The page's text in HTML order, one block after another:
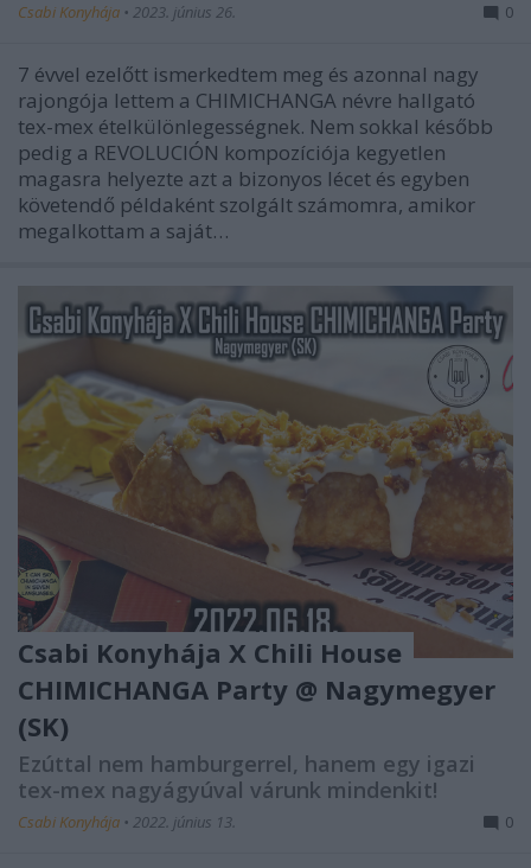
Csabi Konyhája • 2023. június 26. 0
7 évvel ezelőtt ismerkedtem meg és azonnal nagy
rajongója lettem a CHIMICHANGA névre hallgató
tex-mex ételkülönlegességnek. Nem sokkal később
pedig a REVOLUCIÓN kompozíciója kegyetlen
magasra helyezte azt a bizonyos lécet és egyben
követendő példaként szolgált számomra, amikor
megalkottam a saját…
Csabi Konyhája X Chili House
CHIMICHANGA Party @ Nagymegyer
(SK)
Ezúttal nem hamburgerrel, hanem egy igazi
tex-mex nagyágyúval várunk mindenkit!
Csabi Konyhája • 2022. június 13. 0